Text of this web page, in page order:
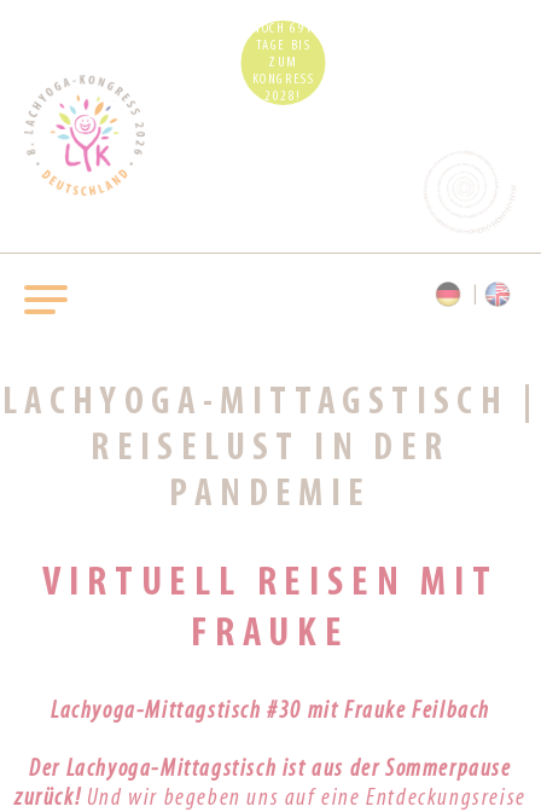
NOCH 691
TAGE BIS
ZUM
KONGRESS
2028!
LACHYOGA-MITTAGSTISCH |
REISELUST IN DER
PANDEMIE
VIRTUELL REISEN MIT
FRAUKE
Lachyoga-Mittagstisch #30 mit Frauke Feilbach
Der Lachyoga-Mittagstisch ist aus der Sommerpause
zurück! Und wir begeben uns auf eine Entdeckungsreise